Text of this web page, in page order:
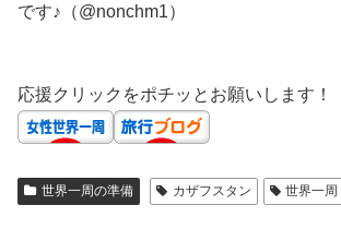
です♪（@nonchm1）
応援クリックをポチッとお願いします！
世界一周の準備 カザフスタン 世界一周